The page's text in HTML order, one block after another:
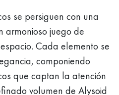
se persiguen con una
armonioso juego de
Cada elemento se
componiendo
que captan la atención
volumen de Alysoid